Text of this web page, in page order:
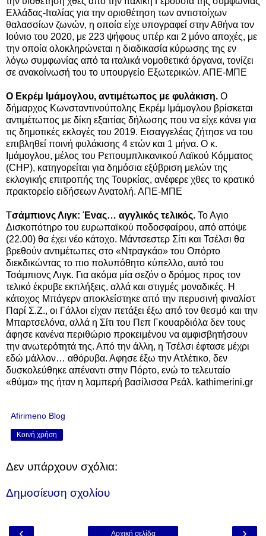
Ελλάδας-Ιταλίας για την οριοθέτηση των αντιστοίχων
θαλασσίων ζωνών, η οποία είχε υπογραφεί στην Αθήνα τον
Ιούνιο του 2020, με 223 ψήφους υπέρ και 2 μόνο αποχές, με
την οποία ολοκληρώνεται η διαδικασία κύρωσης της εν
λόγω συμφωνίας από τα ιταλικά νομοθετικά όργανα, τονίζει
σε ανακοίνωσή του το υπουργείο Εξωτερικών. ΑΠΕ-ΜΠΕ
Ο Εκρέμ Ιμάμογλου, αντιμέτωπος με φυλάκιση. Ο
δήμαρχος Κωνσταντινούπολης Εκρέμ Ιμάμογλου βρίσκεται
αντιμέτωπος με δίκη εξαιτίας δήλωσης που να είχε κάνει για
τις δημοτικές εκλογές του 2019. Εισαγγελέας ζήτησε να του
επιβληθεί ποινή φυλάκισης 4 ετών και 1 μήνα. Ο κ.
Ιμάμογλου, μέλος του Ρεπουμπλικανικού Λαϊκού Κόμματος
(CHP), κατηγορείται για δημόσια εξύβριση μελών της
εκλογικής επιτροπής της Τουρκίας, ανέφερε χθες το κρατικό
πρακτορείο ειδήσεων Ανατολή. ΑΠΕ-ΜΠΕ
Τσάμπιονς Λιγκ: Ένας… αγγλικός τελικός. Το Αγιο
Δισκοπότηρο του ευρωπαϊκού ποδοσφαίρου, από απόψε
(22.00) θα έχει νέο κάτοχο. Μάντσεστερ Σίτι και Τσέλσι θα
βρεθούν αντιμέτωπες στο «Ντραγκάο» του Οπόρτο
διεκδικώντας το πιο πολυπόθητο κύπελλο, αυτό του
Τσάμπιονς Λιγκ. Για ακόμα μία σεζόν ο δρόμος προς τον
τελικό έκρυβε εκπλήξεις, αλλά και στιγμές μοναδικές. Η
κάτοχος Μπάγερν αποκλείστηκε από την περυσινή φιναλίστ
Παρί Σ.Ζ., οι Γάλλοι είχαν πετάξει έξω από τον θεσμό και την
Μπαρτσελόνα, αλλά η Σίτι του Πεπ Γκουαρδιόλα δεν τους
άφησε κανένα περιθώριο προκειμένου να αμφισβητήσουν
την ανωτερότητά της. Από την άλλη, η Τσέλσι έφτασε μέχρι
εδώ μάλλον… αθόρυβα. Αφησε έξω την Ατλέτικο, δεν
δυσκολεύθηκε απέναντι στην Πόρτο, ενώ το τελευταίο
«θύμα» της ήταν η λαμπερή βασίλισσα Ρεάλ. kathimerini.gr
Afirimeno Blog
Κοινή χρήση
Δεν υπάρχουν σχόλια:
Δημοσίευση σχολίου
Αρχική σελίδα